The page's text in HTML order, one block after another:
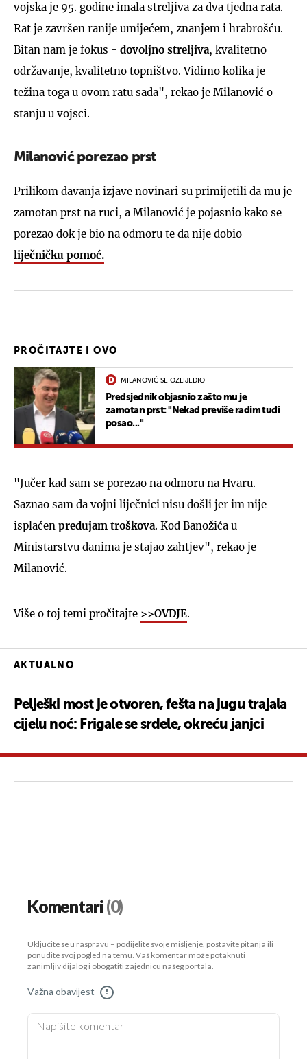
vojska je 95. godine imala streljiva za dva tjedna rata.
Rat je završen ranije umijećem, znanjem i hrabrošću.
Bitan nam je fokus - dovoljno streljiva, kvalitetno
održavanje, kvalitetno topništvo. Vidimo kolika je
težina toga u ovom ratu sada", rekao je Milanović o
stanju u vojsci.
Milanović porezao prst
Prilikom davanja izjave novinari su primijetili da mu je
zamotan prst na ruci, a Milanović je pojasnio kako se
porezao dok je bio na odmoru te da nije dobio
liječničku pomoć.
PROČITAJTE I OVO
MILANOVIĆ SE OZLIJEDIO
Predsjednik objasnio zašto mu je
zamotan prst: "Nekad previše radim tuđi
posao..."
"Jučer kad sam se porezao na odmoru na Hvaru.
Saznao sam da vojni liječnici nisu došli jer im nije
isplaćen predujam troškova. Kod Banožića u
Ministarstvu danima je stajao zahtjev", rekao je
Milanović.
Više o toj temi pročitajte >>OVDJE.
AKTUALNO
Pelješki most je otvoren, fešta na jugu trajala
cijelu noć: Frigale se srdele, okreću janjci
Komentari(0)
Uključite se u raspravu – podijelite svoje mišljenje, postavite pitanja ili
ponudite svoj pogled na temu. Vaš komentar može potaknuti
zanimljiv dijalog i obogatiti zajednicu našeg portala.
Važna obavijest !